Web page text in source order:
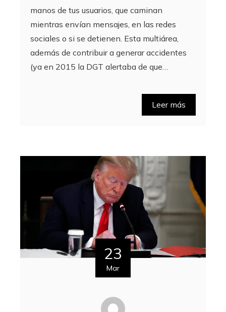
manos de tus usuarios, que caminan
mientras envían mensajes, en las redes
sociales o si se detienen. Esta multiárea,
además de contribuir a generar accidentes
(ya en 2015 la DGT alertaba de que…
Leer más
23
Mar